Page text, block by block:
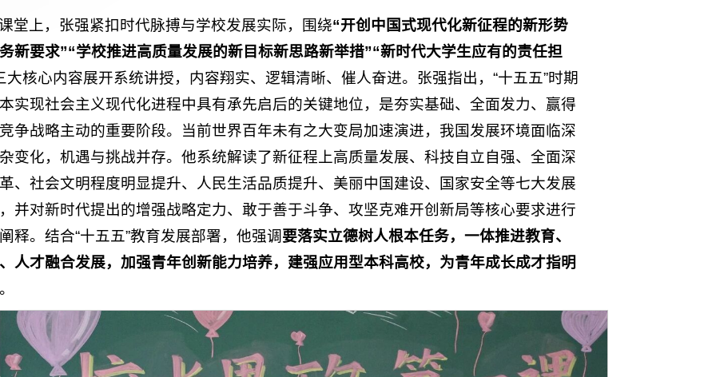
堂上，张强紧扣时代脉搏与学校发展实际，围绕“开创中国式现代化新征程的新形势
新要求”“学校推进高质量发展的新目标新思路新举措”“新时代大学生应有的责任担
大核心内容展开系统讲授，内容翔实、逻辑清晰、催人奋进。张强指出，“十五五”时期
实现社会主义现代化进程中具有承先启后的关键地位，是夯实基础、全面发力、赢得
争战略主动的重要阶段。当前世界百年未有之大变局加速演进，我国发展环境面临深
变化，机遇与挑战并存。他系统解读了新征程上高质量发展、科技自立自强、全面深
、社会文明程度明显提升、人民生活品质提升、美丽中国建设、国家安全等七大发展
并对新时代提出的增强战略定力、敢于善于斗争、攻坚克难开创新局等核心要求进行
释。结合“十五五”教育发展部署，他强调要落实立德树人根本任务，一体推进教育、
人才融合发展，加强青年创新能力培养，建强应用型本科高校，为青年成长成才指明